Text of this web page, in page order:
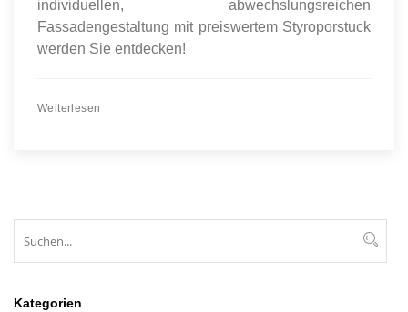
individuellen, abwechslungsreichen
Fassadengestaltung mit preiswertem Styroporstuck
werden Sie entdecken!
Weiterlesen
Kategorien